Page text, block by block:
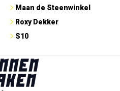
Maan de Steenwinkel
Roxy Dekker
S10